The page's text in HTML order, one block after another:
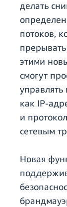
делать
потоков,
этими
смогут
как IP-
и
сетевым
Новая